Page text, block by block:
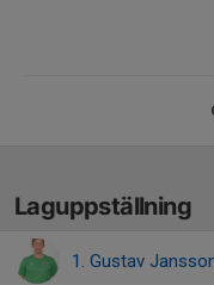
Laguppställning
1. Gustav